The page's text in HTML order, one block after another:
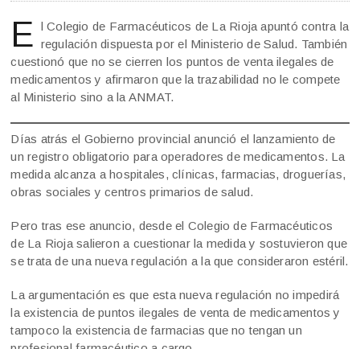
E l Colegio de Farmacéuticos de La Rioja apuntó contra la
regulación dispuesta por el Ministerio de Salud. También
cuestionó que no se cierren los puntos de venta ilegales de
medicamentos y afirmaron que la trazabilidad no le compete
al Ministerio sino a la ANMAT.
Días atrás el Gobierno provincial anunció el lanzamiento de
un registro obligatorio para operadores de medicamentos. La
medida alcanza a hospitales, clínicas, farmacias, droguerías,
obras sociales y centros primarios de salud.
Pero tras ese anuncio, desde el Colegio de Farmacéuticos
de La Rioja salieron a cuestionar la medida y sostuvieron que
se trata de una nueva regulación a la que consideraron estéril.
La argumentación es que esta nueva regulación no impedirá
la existencia de puntos ilegales de venta de medicamentos y
tampoco la existencia de farmacias que no tengan un